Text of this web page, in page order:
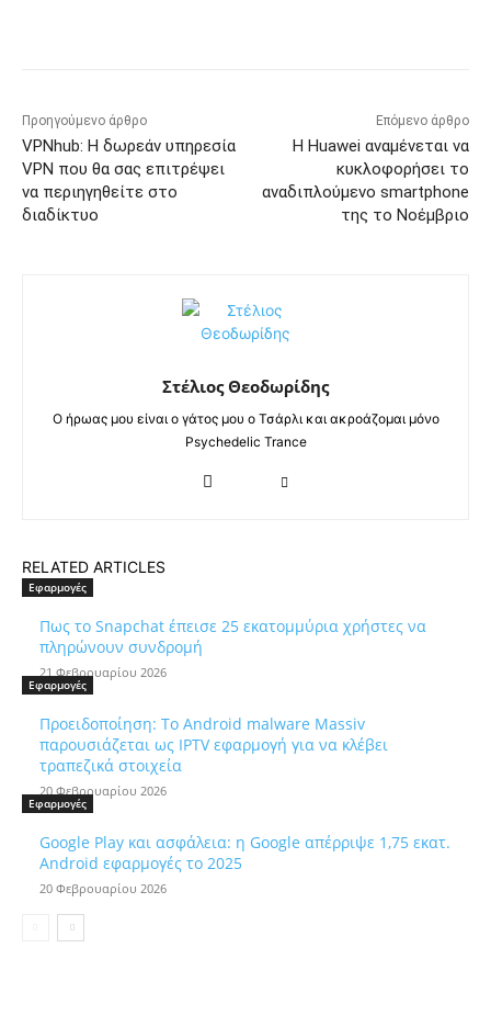
Προηγούμενο άρθρο
VPNhub: Η δωρεάν υπηρεσία
VPN που θα σας επιτρέψει
να περιηγηθείτε στο
διαδίκτυο
Επόμενο άρθρο
Η Huawei αναμένεται να
κυκλοφορήσει το
αναδιπλούμενο smartphone
της το Νοέμβριο
Στέλιος Θεοδωρίδης
Ο ήρωας μου είναι ο γάτος μου ο Τσάρλι και ακροάζομαι μόνο
Psychedelic Trance
RELATED ARTICLES
Εφαρμογές
Πως το Snapchat έπεισε 25 εκατομμύρια χρήστες να
πληρώνουν συνδρομή
21 Φεβρουαρίου 2026
Εφαρμογές
Προειδοποίηση: Το Android malware Massiv
παρουσιάζεται ως IPTV εφαρμογή για να κλέβει
τραπεζικά στοιχεία
20 Φεβρουαρίου 2026
Εφαρμογές
Google Play και ασφάλεια: η Google απέρριψε 1,75 εκατ.
Android εφαρμογές το 2025
20 Φεβρουαρίου 2026